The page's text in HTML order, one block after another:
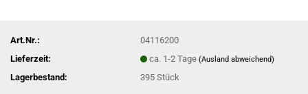
Art.Nr.:
04116200
Lieferzeit:
ca. 1-2 Tage(Ausland abweichend)
Lagerbestand: 395Stück